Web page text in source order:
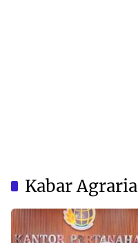
Kabar Agraria